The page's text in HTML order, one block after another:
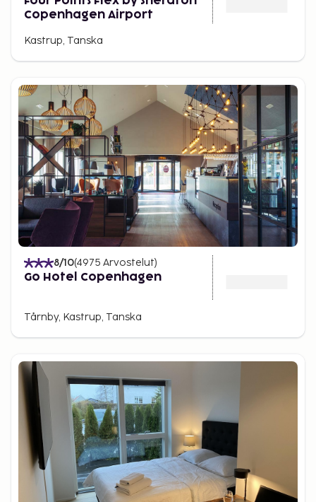
Copenhagen Airport
Kastrup, Tanska
8/10(4975 Arvostelut)
Go Hotel Copenhagen
Tårnby, Kastrup, Tanska